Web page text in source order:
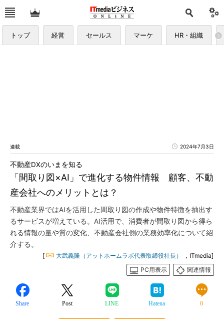
トップ 経営 セールス マーケ HR・組織
連載 2024年7月3日
「間取り図×AI」で進化する物件情報 顧客、不動
産会社へのメリットとは？
不動産DXのいまを知る
不動産業界ではAIを活用した間取り図の作成や物件特徴を抽出す
るサービスが増えている。AI活用で、消費者が間取り図から得ら
れる情報の量や質の変化、不動産会社側の業務効率化について紹
介する。
[ 大武義隆（アットホームラボ代表取締役社長）
，ITmedia]
PC用表示
関連情報
Share Post LINE Hatena 0